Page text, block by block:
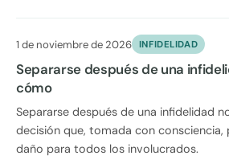
1 de noviembre de 2026 INFIDELIDAD
Separarse después de una
cómo
Separarse después de una infidelidad
decisión que, tomada con consciencia,
daño para todos los involucrados.